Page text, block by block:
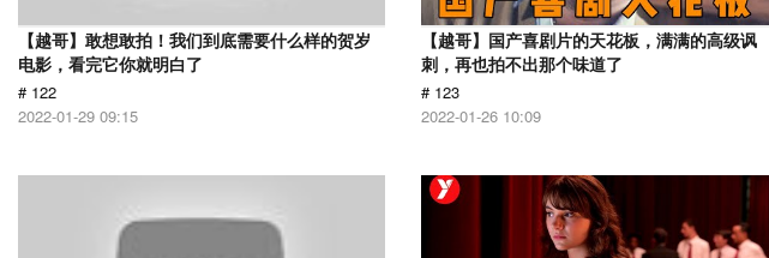
【越哥】敢想敢拍！我们到底需要什么样的贺岁
电影，看完它你就明白了
# 122
2022-01-29 09:15
【越哥】国产喜剧片的天花板，满满的高级讽
刺，再也拍不出那个味道了
# 123
2022-01-26 10:09